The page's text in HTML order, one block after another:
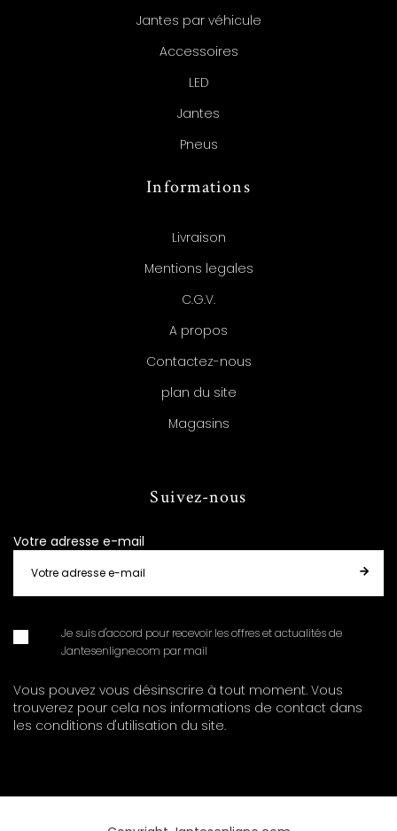
Jantes par véhicule
Accessoires
LED
Jantes
Pneus
Informations
Livraison
Mentions legales
C.G.V.
A propos
Contactez-nous
plan du site
Magasins
Suivez-nous
Votre adresse e-mail
Je suis d'accord pour recevoir les offres et actualités de
Jantesenligne.com par mail
Vous pouvez vous désinscrire à tout moment. Vous
trouverez pour cela nos informations de contact dans
les conditions d'utilisation du site.